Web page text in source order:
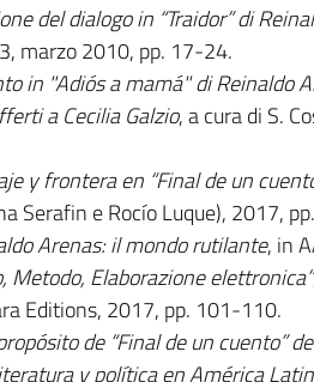
del dialogo in “Traidor” di
marzo 2010, pp. 17-24.
in "Adiós a mamá" di Reinaldo
a Cecilia Galzio, a cura di S.
y frontera en “Final de un
Serafin e Rocío Luque), 2017,
Arenas: il mondo rutilante, in
Metodo, Elaborazione elettronica”
Editions, 2017, pp. 101-110.
de “Final de un cuento”
y política en América